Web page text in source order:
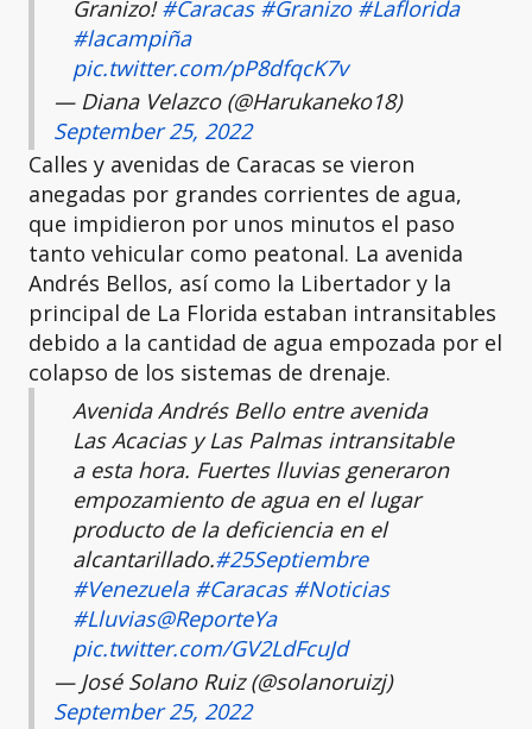
Granizo!#Caracas #Granizo #Laflorida
#lacampiña
pic.twitter.com/pP8dfqcK7v
— Diana Velazco (@Harukaneko18)
September 25, 2022
Calles y avenidas de Caracas se vieron
anegadas por grandes corrientes de agua,
que impidieron por unos minutos el paso
tanto vehicular como peatonal. La avenida
Andrés Bellos, así como la Libertador y la
principal de La Florida estaban intransitables
debido a la cantidad de agua empozada por el
colapso de los sistemas de drenaje.
Avenida Andrés Bello entre avenida
Las Acacias y Las Palmas intransitable
a esta hora. Fuertes lluvias generaron
empozamiento de agua en el lugar
producto de la deficiencia en el
alcantarillado.#25Septiembre
#Venezuela #Caracas #Noticias
#Lluvias@ReporteYa
pic.twitter.com/GV2LdFcuJd
— José Solano Ruiz (@solanoruizj)
September 25, 2022